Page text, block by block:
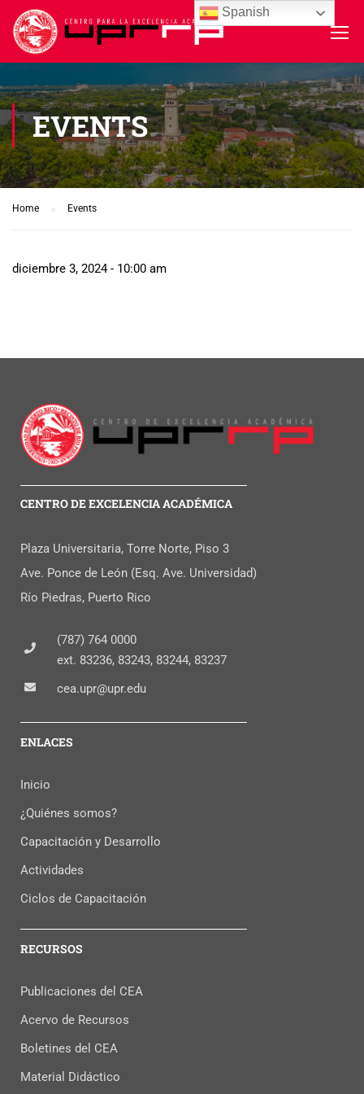
EVENTS
Home Events
diciembre 3, 2024 - 10:00 am
CENTRO DE EXCELENCIA ACADÉMICA
Plaza Universitaria, Torre Norte, Piso 3
Ave. Ponce de León (Esq. Ave. Universidad)
Río Piedras, Puerto Rico
(787) 764 0000
ext. 83236, 83243, 83244, 83237
cea.upr@upr.edu
ENLACES
Inicio
¿Quiénes somos?
Capacitación y Desarrollo
Actividades
Ciclos de Capacitación
RECURSOS
Publicaciones del CEA
Acervo de Recursos
Boletines del CEA
Material Didáctico
Spanish